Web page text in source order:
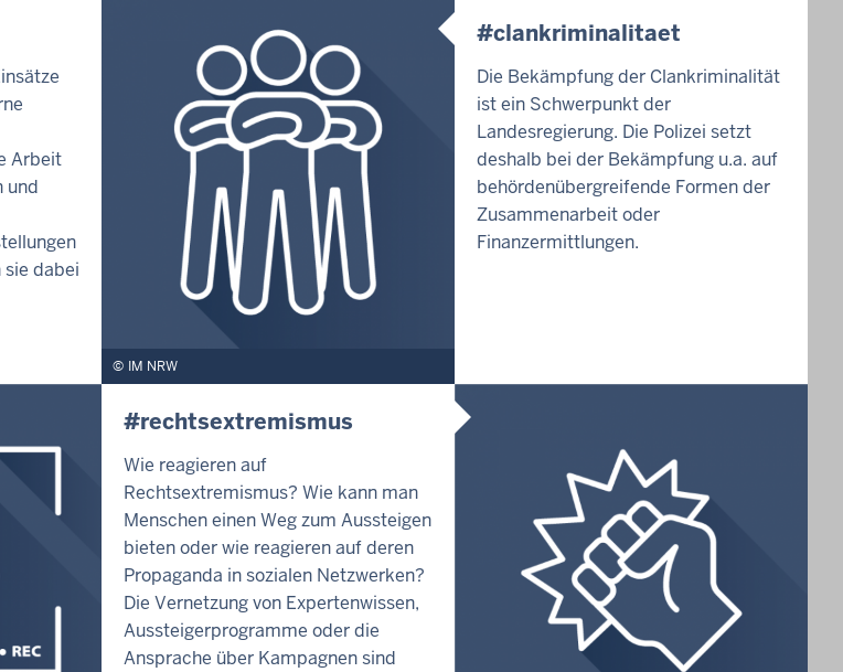
Arbeit
und
sie dabei
IM NRW
#clankriminalitaet
Die Bekämpfung der Clankriminalität
ist ein Schwerpunkt der
Landesregierung. Die Polizei setzt
deshalb bei der Bekämpfung u.a. auf
behördenübergreifende Formen der
Zusammenarbeit oder
Finanzermittlungen.
#rechtsextremismus
Wie reagieren auf
Rechtsextremismus? Wie kann man
Menschen einen Weg zum Aussteigen
bieten oder wie reagieren auf deren
Propaganda in sozialen Netzwerken?
Die Vernetzung von Expertenwissen,
Aussteigerprogramme oder die
Ansprache über Kampagnen sind